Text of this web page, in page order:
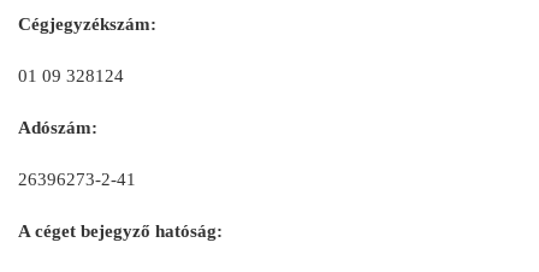
Cégjegyzékszám:
01 09 328124
Adószám:
26396273-2-41
A céget bejegyző hatóság: